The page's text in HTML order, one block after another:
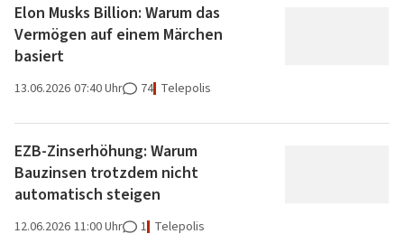
Elon Musks Billion: Warum das
Vermögen auf einem Märchen
basiert
13.06.2026 07:40 Uhr 74 Telepolis
EZB-Zinserhöhung: Warum
Bauzinsen trotzdem nicht
automatisch steigen
12.06.2026 11:00 Uhr 1 Telepolis